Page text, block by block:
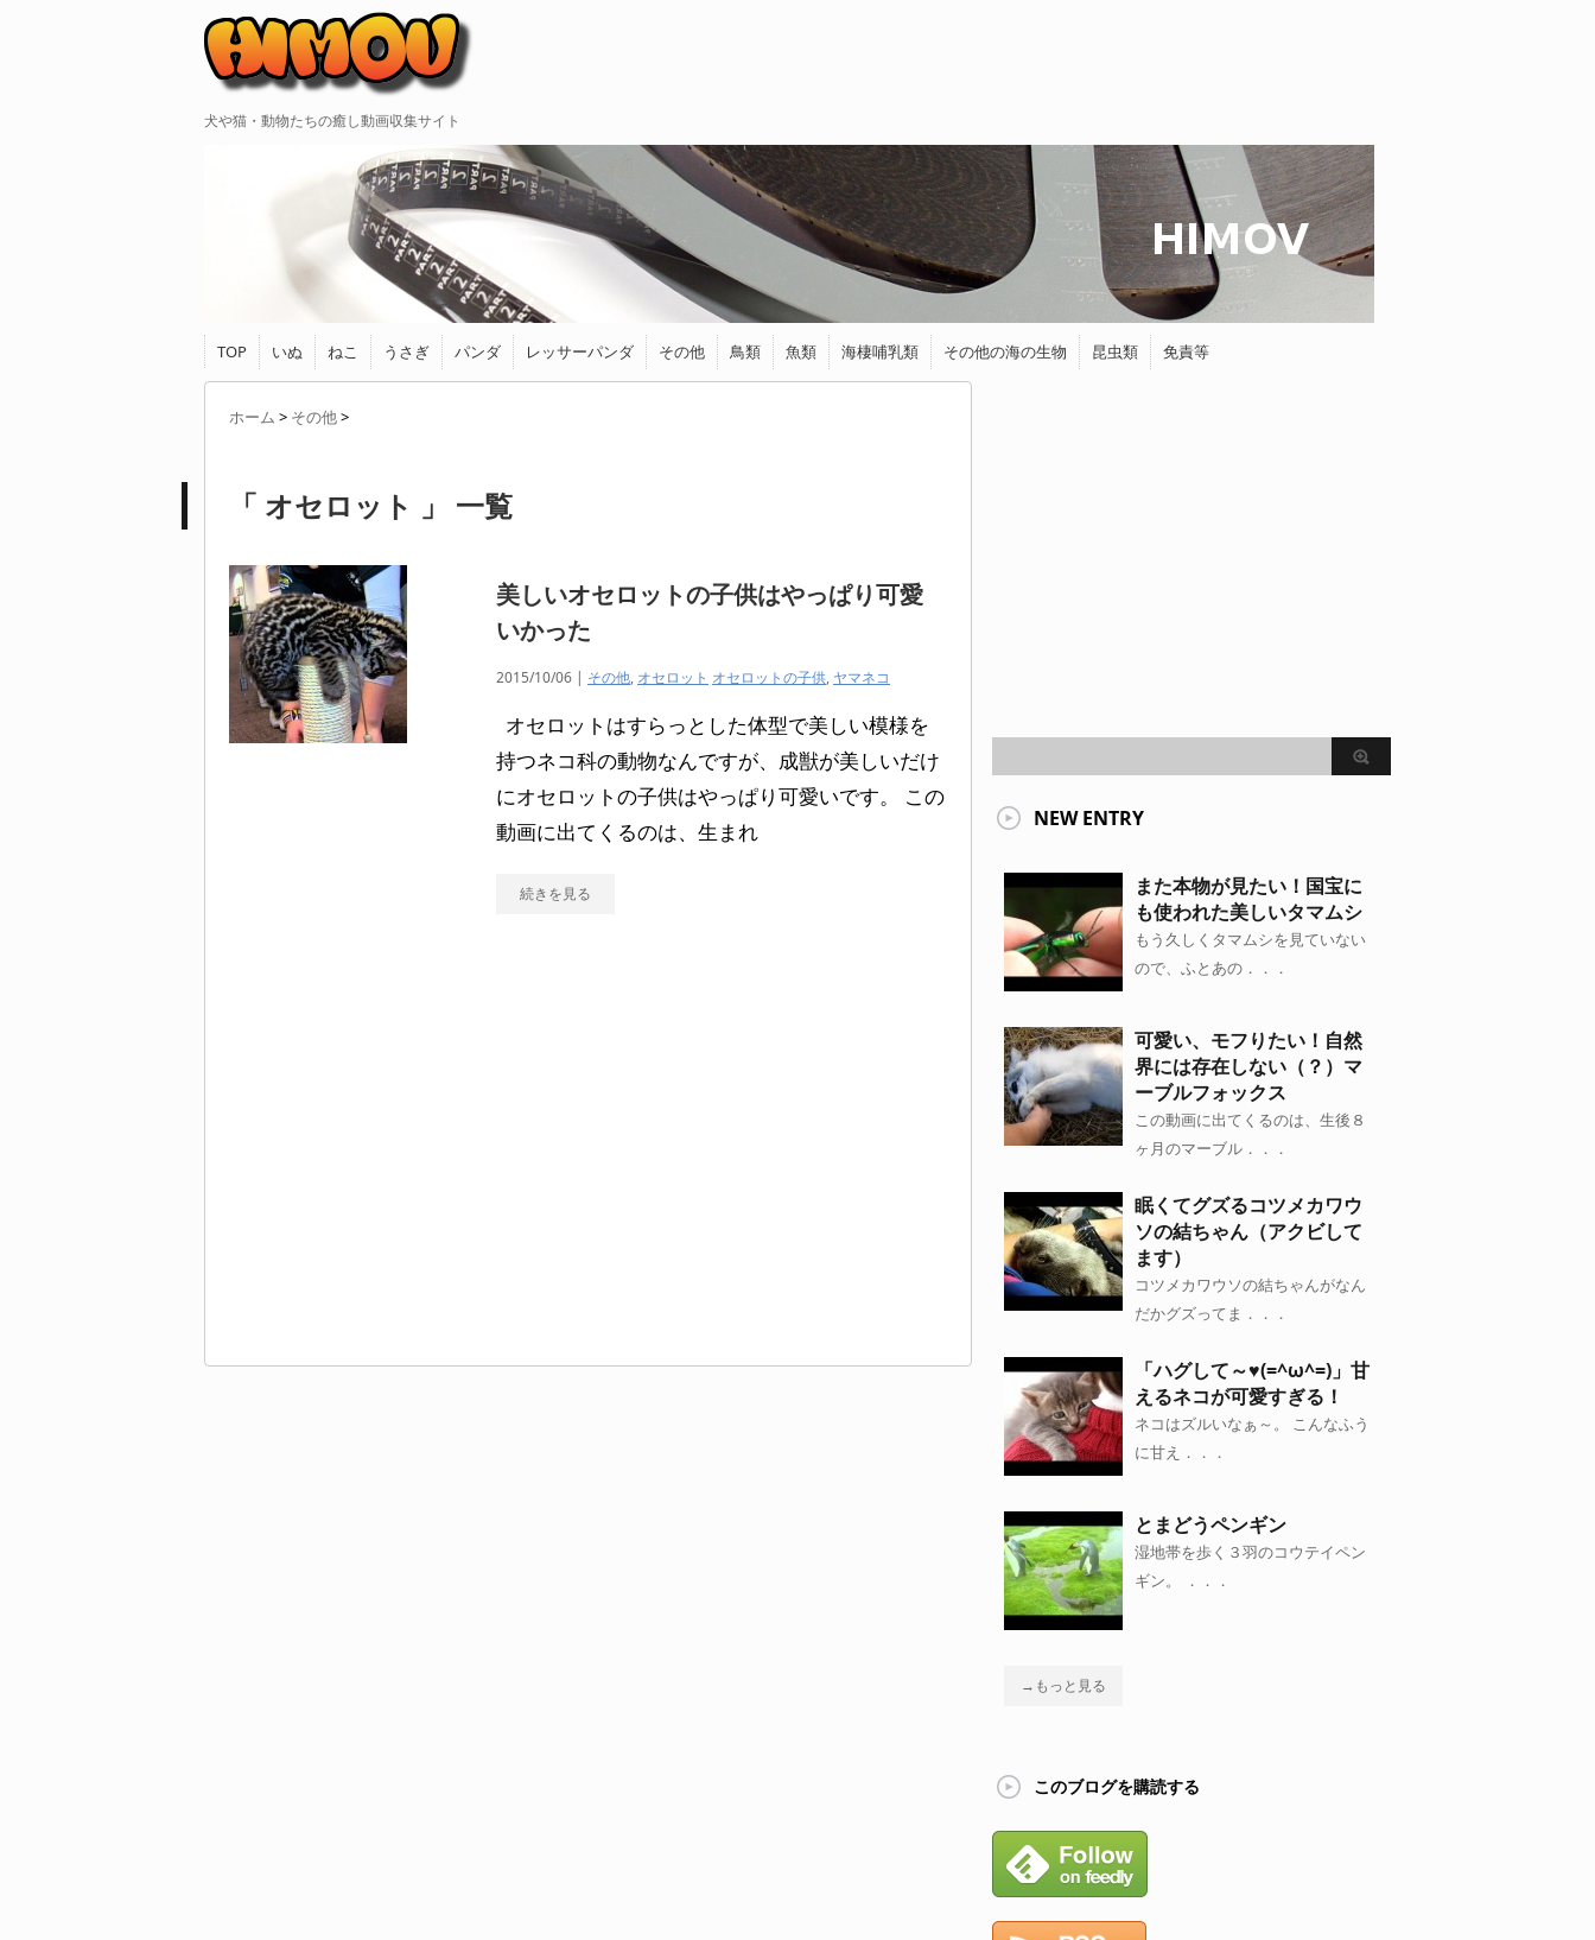
犬や猫・動物たちの癒し動画収集サイト
TOP いぬ ねこ うさぎ パンダ レッサーパンダ
その他
トラ
ライオン
ジャガー
チーター
オセロット
ゾウ
くま
キツネ
フェネック
馬・ロバ
シカ
ヤギ
カワウソ
イイズナ
クアッカワラビー
リス
モモンガ
ハリネズミ
ヤマネ
ねずみ・モルモット
ワニ類
カメレオン
カモノハシ
鳥類
アオバト
アヒル
インコ
ウグイス
うずら
キーウィ
ケツァール
ハチドリ
フクロウ＆ミミ
ブンチョウ
ペンギン
メジロ
魚類
ダツ
トランスルーセ
海棲哺乳類
アザラシ
アシカ
イルカ
シャチ
ラッコ
その他の海の生物
イカ
ウミウシ
エビ
カニ
タコ
昆虫類
免責等
ホーム > その他>
「 オセロット 」 一覧
美しいオセロットの子供はやっぱり可愛
いかった
2015/10/06 | その他, オセロット オセロットの子供, ヤマネコ
オセロットはすらっとした体型で美しい模様を
持つネコ科の動物なんですが、成獣が美しいだけ
にオセロットの子供はやっぱり可愛いです。 この
動画に出てくるのは、生まれ
続きを見る
NEW ENTRY
また本物が見たい！国宝に
も使われた美しいタマムシ
もう久しくタマムシを見ていない
ので、ふとあの．．．
可愛い、モフりたい！自然
界には存在しない（？）マ
ーブルフォックス
この動画に出てくるのは、生後８
ヶ月のマーブル．．．
眠くてグズるコツメカワウ
ソの結ちゃん（アクビして
ます）
コツメカワウソの結ちゃんがなん
だかグズってま．．．
「ハグして～♥(=^ω^=)」甘
えるネコが可愛すぎる！
ネコはズルいなぁ～。 こんなふう
に甘え．．．
とまどうペンギン
湿地帯を歩く３羽のコウテイペン
ギン。 ．．．
→もっと見る
このブログを購読する